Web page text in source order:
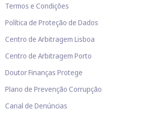
Termos e Condições
Política de Proteção de Dados
Centro de Arbitragem Lisboa
Centro de Arbitragem Porto
Doutor Finanças Protege
Plano de Prevenção Corrupção
Canal de Denúncias